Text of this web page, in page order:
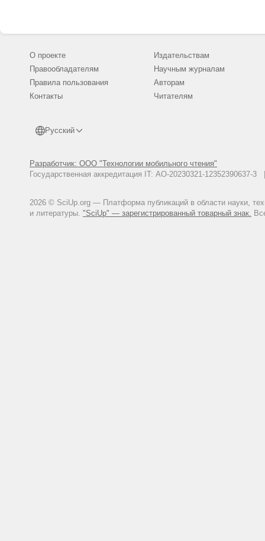
О проекте
Правообладателям
Правила пользования
Контакты
Русский
Разработчик: ООО "Технологии мобильного чтения"
Государственная аккредитация IT: АО-20230321-
2026 © SciUp.org — Платформа публикаций в области науки,
и литературы. "SciUp" — зарегистрированный товарный знак.
Издательствам
Научным журналам
Авторам
Читателям